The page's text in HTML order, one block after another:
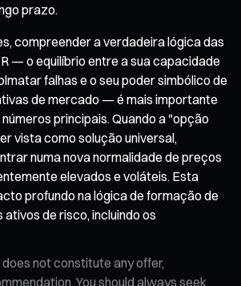
prazo.
compreender a verdadeira lógica das
— o equilíbrio entre a sua capacidade
falhas e o seu poder simbólico de
de mercado — é mais importante
principais. Quando a "opção
vista como solução universal,
numa nova normalidade de preços
elevados e voláteis. Esta
profundo na lógica de formação de
de risco, incluindo os
not constitute any offer,
You should always seek